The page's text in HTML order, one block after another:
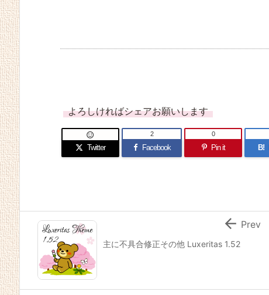
よろしければシェアお願いします
Twitter

Facebook
2
Pin it
0
B!
主に不具合修正その他 Luxeritas 1.52
 Prev